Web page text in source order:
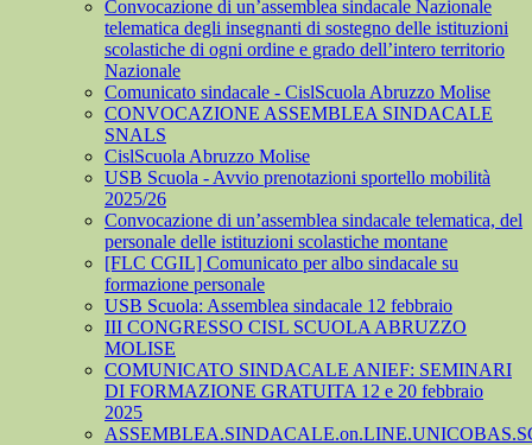
Convocazione di un’assemblea sindacale Nazionale
telematica degli insegnanti di sostegno delle istituzioni
scolastiche di ogni ordine e grado dell’intero territorio
Nazionale
Comunicato sindacale - CislScuola Abruzzo Molise
CONVOCAZIONE ASSEMBLEA SINDACALE
SNALS
CislScuola Abruzzo Molise
USB Scuola - Avvio prenotazioni sportello mobilità
2025/26
Convocazione di un’assemblea sindacale telematica, del
personale delle istituzioni scolastiche montane
[FLC CGIL] Comunicato per albo sindacale su
formazione personale
USB Scuola: Assemblea sindacale 12 febbraio
III CONGRESSO CISL SCUOLA ABRUZZO
MOLISE
COMUNICATO SINDACALE ANIEF: SEMINARI
DI FORMAZIONE GRATUITA 12 e 20 febbraio
2025